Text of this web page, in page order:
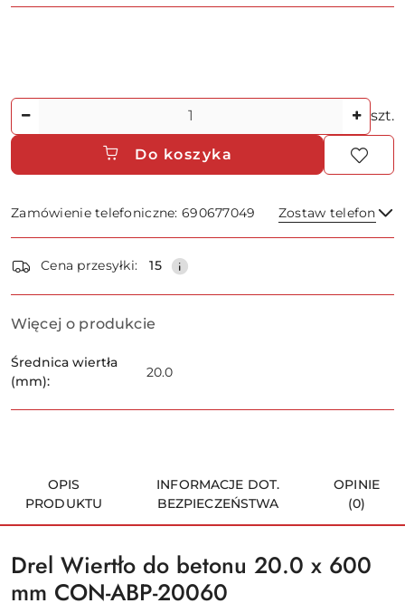
Ilość szt.
Do koszyka
Zamówienie telefoniczne: 690677049 Zostaw telefon
Wyślij
Dostępność
i
dostawa
Cena przesyłki: 15
Więcej o produkcie
Średnica wiertła
(mm):
20.0
OPIS
PRODUKTU
INFORMACJE DOT.
BEZPIECZEŃSTWA
OPINIE
(0)
Drel Wiertło do betonu 20.0 x 600
mm CON-ABP-20060